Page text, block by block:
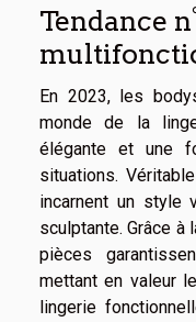
Tendance
En 2023, les
monde de la
élégante et une
situations.
incarnent un style
sculptante. Grâce
pièces
mettant en valeur
lingerie